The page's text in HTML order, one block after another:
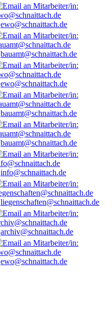
ewo@schnaittach.de
bauamt@schnaittach.de
ewo@schnaittach.de
bauamt@schnaittach.de
bauamt@schnaittach.de
info@schnaittach.de
liegenschaften@schnaittach.de
archiv@schnaittach.de
ewo@schnaittach.de